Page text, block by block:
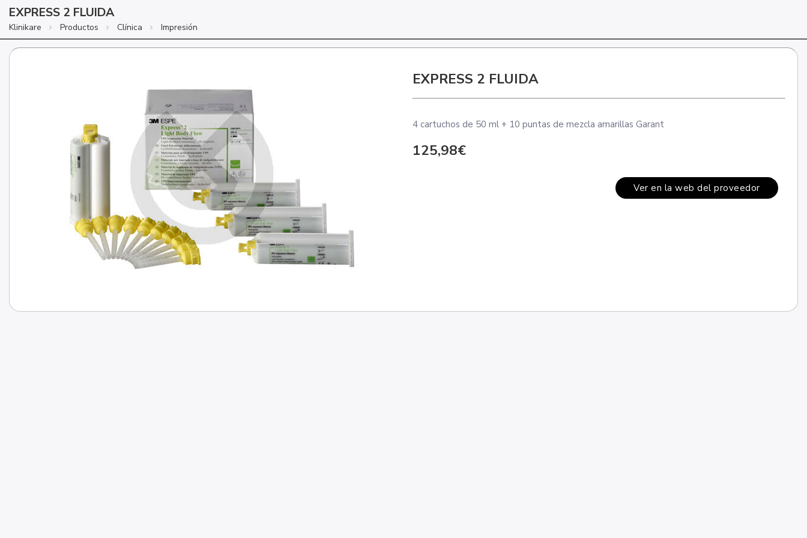
EXPRESS 2 FLUIDA
Klinikare Productos Clínica Impresión
EXPRESS 2 FLUIDA
4 cartuchos de 50 ml + 10 puntas de mezcla amarillas Garant
125,98€
Ver en la web del proveedor